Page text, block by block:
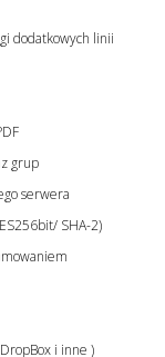
dodatkowych linii
grup
serwera
SHA-2)
i inne )